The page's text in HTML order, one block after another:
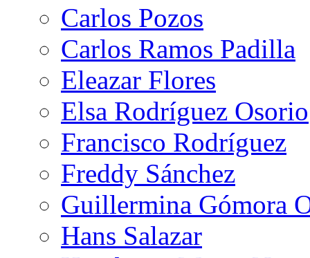
Carlos Pozos
Carlos Ramos Padilla
Eleazar Flores
Elsa Rodríguez Osorio
Francisco Rodríguez
Freddy Sánchez
Guillermina Gómora
Hans Salazar